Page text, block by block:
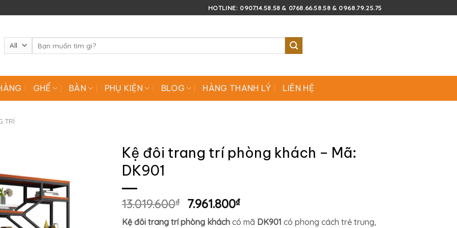
HOTLINE: 0907.14.58.58 & 0768.66.58.58 & 0968.79.25.75
kiếm:
GHẾ BÀN PHỤ KIỆN BLOG HÀNG THANH LÝ LIÊN HỆ
TRÍ
Kệ đôi trang trí phòng khách – Mã:
DK901
13.019.600₫
Giá
gốc
7.961.800₫Giá
hiện
Kệ đôi trang trí phòng khách có mã DK901 có phong cách trẻ trung,